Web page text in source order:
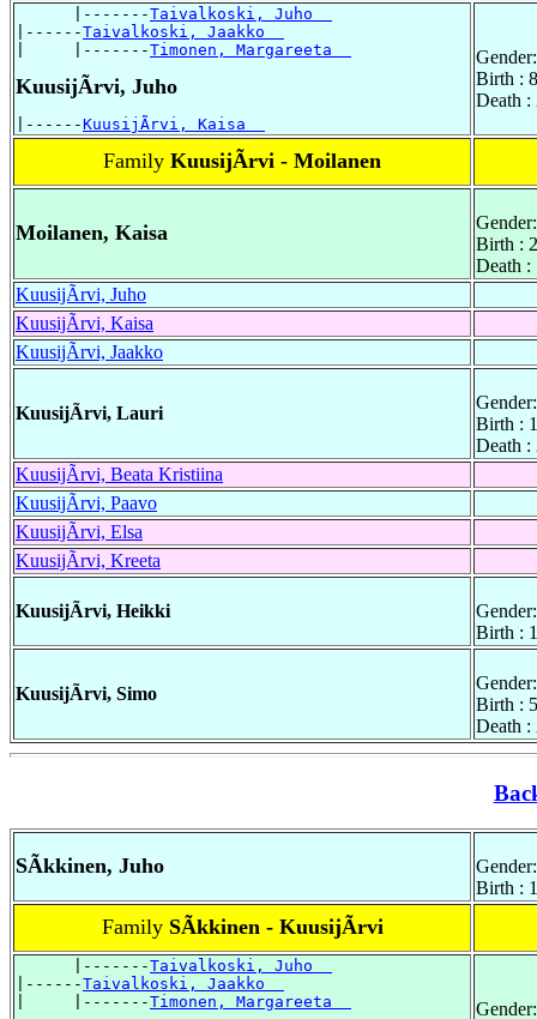
      |-------
Taivalkoski, Juho
|------Taivalkoski, Jaakko
|     |-------Timonen, Margareeta
KuusijÃrvi, Juho
|------KuusijÃrvi, Kaisa
Birth :
Death :
Family KuusijÃrvi - Moilanen
Moilanen, Kaisa
Birth :
Death :
KuusijÃrvi, Juho
KuusijÃrvi, Kaisa
KuusijÃrvi, Jaakko
KuusijÃrvi, Lauri
Birth :
Death :
KuusijÃrvi, Beata Kristiina
KuusijÃrvi, Paavo
KuusijÃrvi, Elsa
KuusijÃrvi, Kreeta
KuusijÃrvi, Heikki
Birth :
KuusijÃrvi, Simo
Birth :
Death :
SÃkkinen, Juho
Birth :
Family SÃkkinen - KuusijÃrvi
      |-------
Taivalkoski, Juho
|------Taivalkoski, Jaakko
|     |-------Timonen, Margareeta